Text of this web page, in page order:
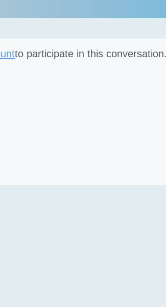
to participate in this conversation.